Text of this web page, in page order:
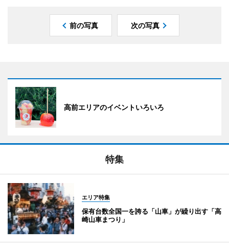
前の写真 次の写真
高前エリアのイベントいろいろ
特集
エリア特集
保有台数全国一を誇る「山車」が繰り出す「高
崎山車まつり」